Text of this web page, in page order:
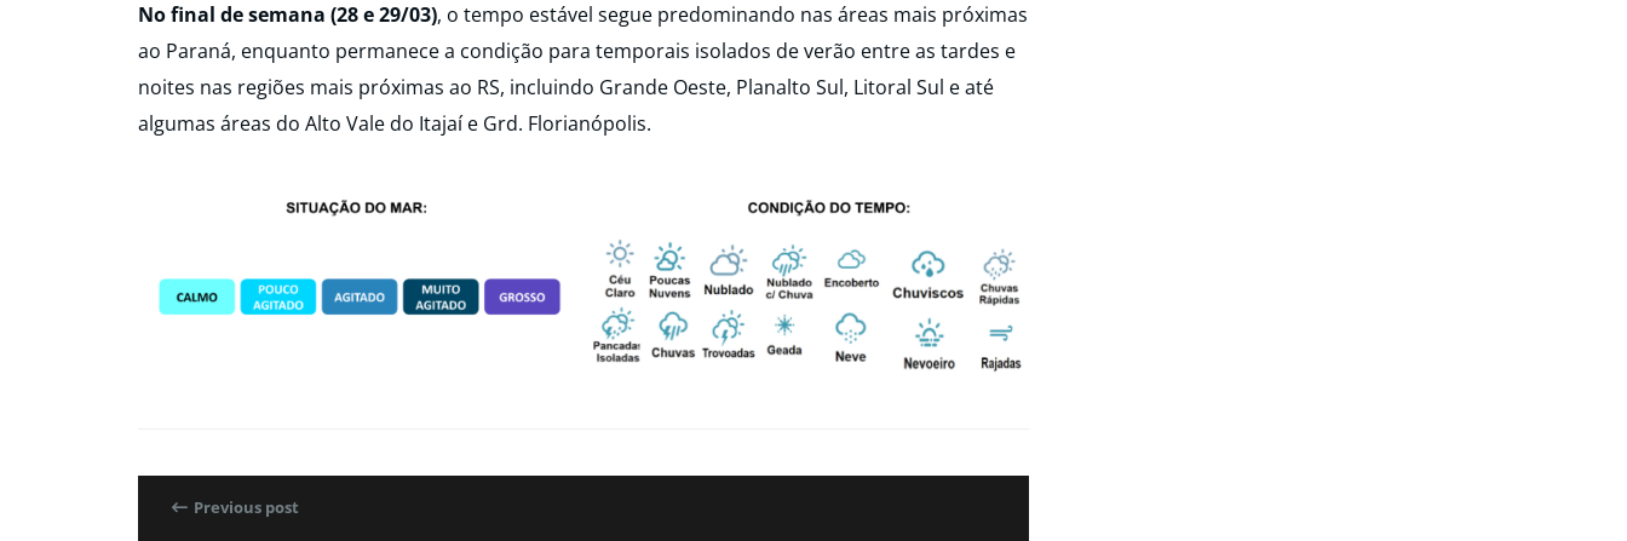
No final de semana (28 e 29/03), o tempo estável segue predominando nas áreas mais próximas
ao Paraná, enquanto permanece a condição para temporais isolados de verão entre as tardes e
noites nas regiões mais próximas ao RS, incluindo Grande Oeste, Planalto Sul, Litoral Sul e até
algumas áreas do Alto Vale do Itajaí e Grd. Florianópolis.
Previous post